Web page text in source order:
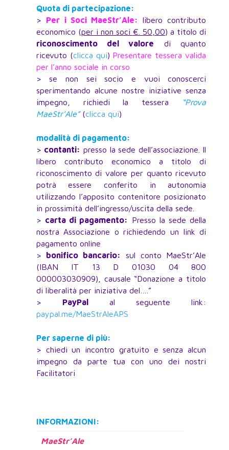
Quota di partecipazione:
> Per i Soci MaeStr’Ale: libero contributo
economico (per i non soci €. 50,00) a titolo di
riconoscimento del valore di quanto
ricevuto (clicca qui) Presentare tessera valida
per l’anno sociale in corso
> se non sei socio e vuoi conoscerci
sperimentando alcune nostre iniziative senza
impegno, richiedi la tessera
“Prova
MaeStr’Ale”(clicca qui)
modalità di pagamento:
> contanti: presso la sede dell’associazione. Il
libero contributo economico a titolo di
riconoscimento di valore per quanto ricevuto
potrà essere conferito in autonomia
utilizzando l’apposito contenitore posizionato
in prossimità dell’ingresso/uscita della sede.
> carta di pagamento:
Presso la sede della
nostra Associazione o richiedendo un link di
pagamento online
> bonifico bancario:
sul conto MaeStr’Ale
(IBAN IT 13 D 01030 04 800
000003030909), causale “Donazione a titolo
di liberalità per iniziativa del….”
> PayPalal seguente link:
paypal.me/MaeStrAleAPS
Per saperne di più:
> chiedi un incontro gratuito e senza alcun
impegno da parte tua con uno dei nostri
Facilitatori
INFORMAZIONI:
MaeStr’Ale